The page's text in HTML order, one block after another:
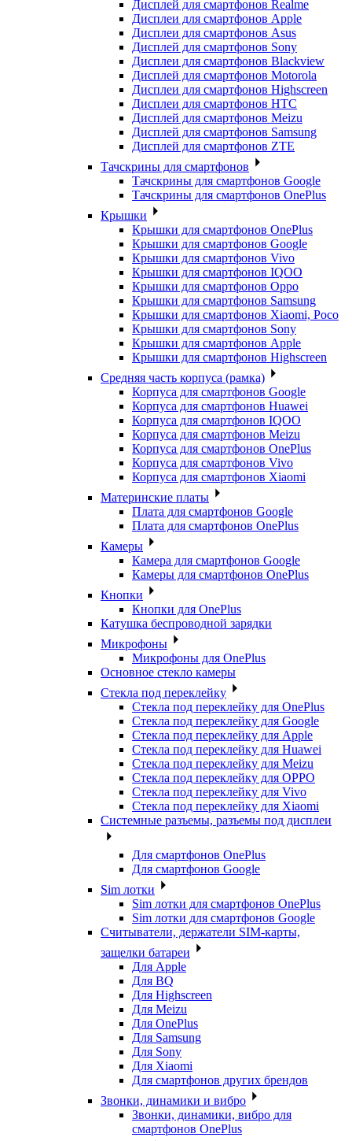
Дисплей для смартфонов Realme
Дисплеи для смартфонов Apple
Дисплеи для смартфонов Asus
Дисплей для смартфонов Sony
Дисплеи для смартфонов Blackview
Дисплей для смартфонов Motorola
Дисплеи для смартфонов Highscreen
Дисплеи для смартфонов HTC
Дисплей для смартфонов Meizu
Дисплей для смартфонов Samsung
Дисплей для смартфонов ZTE
Тачскрины для смартфонов
Тачскрины для смартфонов Google
Тачскрины для смартфонов OnePlus
Крышки
Крышки для смартфонов OnePlus
Крышки для смартфонов Google
Крышки для смартфонов Vivo
Крышки для смартфонов IQOO
Крышки для смартфонов Oppo
Крышки для смартфонов Samsung
Крышки для смартфонов Xiaomi, Poco
Крышки для смартфонов Sony
Крышки для смартфонов Apple
Крышки для смартфонов Highscreen
Средняя часть корпуса (рамка)
Корпуса для смартфонов Google
Корпуса для смартфонов Huawei
Корпуса для смартфонов IQOO
Корпуса для смартфонов Meizu
Корпуса для смартфонов OnePlus
Корпуса для смартфонов Vivo
Корпуса для смартфонов Xiaomi
Материнские платы
Плата для смартфонов Google
Плата для смартфонов OnePlus
Камеры
Камера для смартфонов Google
Камеры для смартфонов OnePlus
Кнопки
Кнопки для OnePlus
Катушка беспроводной зарядки
Микрофоны
Микрофоны для OnePlus
Основное стекло камеры
Стекла под переклейку
Стекла под переклейку для OnePlus
Стекла под переклейку для Google
Стекла под переклейку для Apple
Стекла под переклейку для Huawei
Стекла под переклейку для Meizu
Стекла под переклейку для OPPO
Стекла под переклейку для Vivo
Стекла под переклейку для Xiaomi
Системные разъемы, разъемы под дисплеи
Для смартфонов OnePlus
Для смартфонов Google
Sim лотки
Sim лотки для смартфонов OnePlus
Sim лотки для смартфонов Google
Считыватели, держатели SIM-карты,
защелки батареи
Для Apple
Для BQ
Для Highscreen
Для Meizu
Для OnePlus
Для Samsung
Для Sony
Для Xiaomi
Для смартфонов других брендов
Звонки, динамики и вибро
Звонки, динамики, вибро для
смартфонов OnePlus